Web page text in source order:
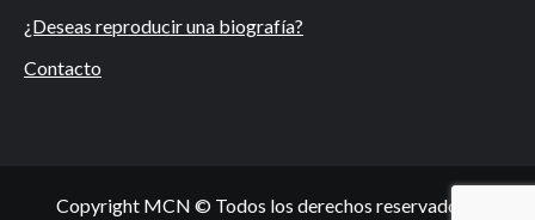
¿Deseas reproducir una biografía?
Contacto
Copyright MCN © Todos los derechos reservados.